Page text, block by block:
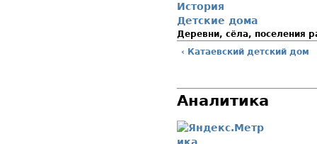
История
Детские дома
Деревни, сёла, поселения
‹ Катаевский детский дом
Аналитика